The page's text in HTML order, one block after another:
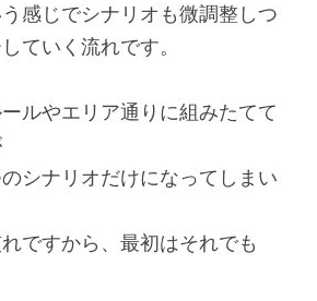
感じでシナリオも微調整しつ
ていく流れです。
ルやエリア通りに組みたてて
シナリオだけになってしまい
ですから、最初はそれでも